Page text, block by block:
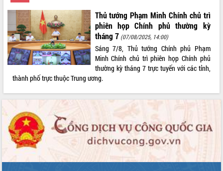
Hôm nay:
10634
Tất cả: 66023374
Thủ tướng Phạm Minh Chính chủ trì
phiên họp Chính phủ thường kỳ
tháng 7 (07/08/2025, 14:00)
Sáng 7/8, Thủ tướng Chính phủ Phạm
Minh Chính chủ trì phiên họp Chính phủ
thường kỳ tháng 7 trực tuyến với các tỉnh,
thành phố trực thuộc Trung ương.